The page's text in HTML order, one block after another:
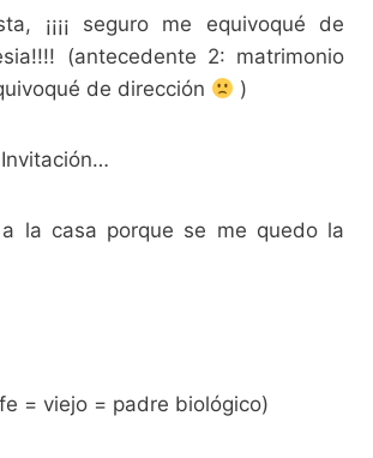
¡¡¡¡ seguro me equivoqué de
(antecedente 2: matrimonio
de dirección
)
a la casa porque se me quedo la
= viejo = padre biológico)